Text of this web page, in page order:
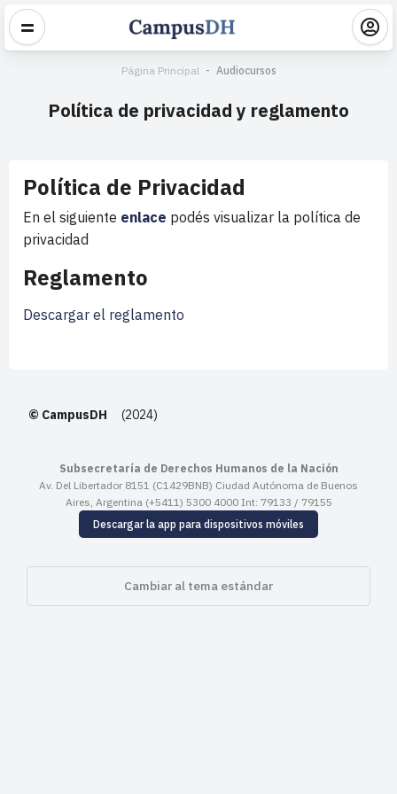
Página Principal Audiocursos
Política de privacidad y reglamento
Política de Privacidad
En el siguiente enlace podés visualizar la política de
privacidad
Reglamento
Descargar el reglamento
© CampusDH (2024)
Subsecretaría de Derechos Humanos de la Nación
Av. Del Libertador 8151 (C1429BNB) Ciudad Autónoma de Buenos
Aires, Argentina (+5411) 5300 4000 Int: 79133 / 79155
Descargar la app para dispositivos móviles
Cambiar al tema estándar